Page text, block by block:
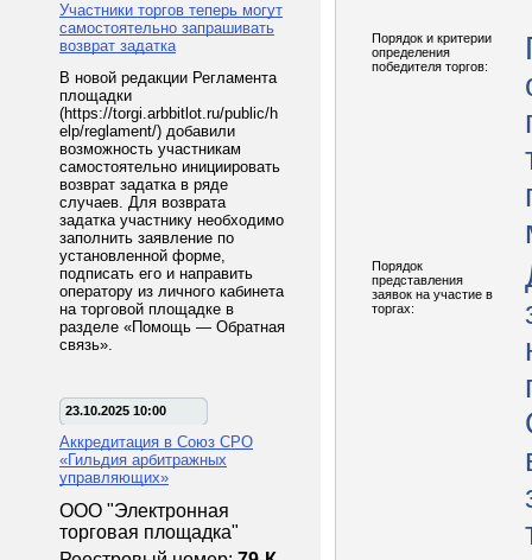
Участники торгов теперь могут
самостоятельно запрашивать
возврат задатка
В новой редакции Регламента
площадки
(https://torgi.arbbitlot.ru/public/h
elp/reglament/) добавили
возможность участникам
самостоятельно инициировать
возврат задатка в ряде
случаев. Для возврата
задатка участнику необходимо
заполнить заявление по
установленной форме,
подписать его и направить
оператору из личного кабинета
на торговой площадке в
разделе «Помощь — Обратная
связь».
23.10.2025 10:00
Аккредитация в Союз СРО
«Гильдия арбитражных
управляющих»
ООО "Электронная
торговая площадка"
Порядок и критерии
определения
победителя торгов:
Порядок
представления
заявок на участие в
торгах: